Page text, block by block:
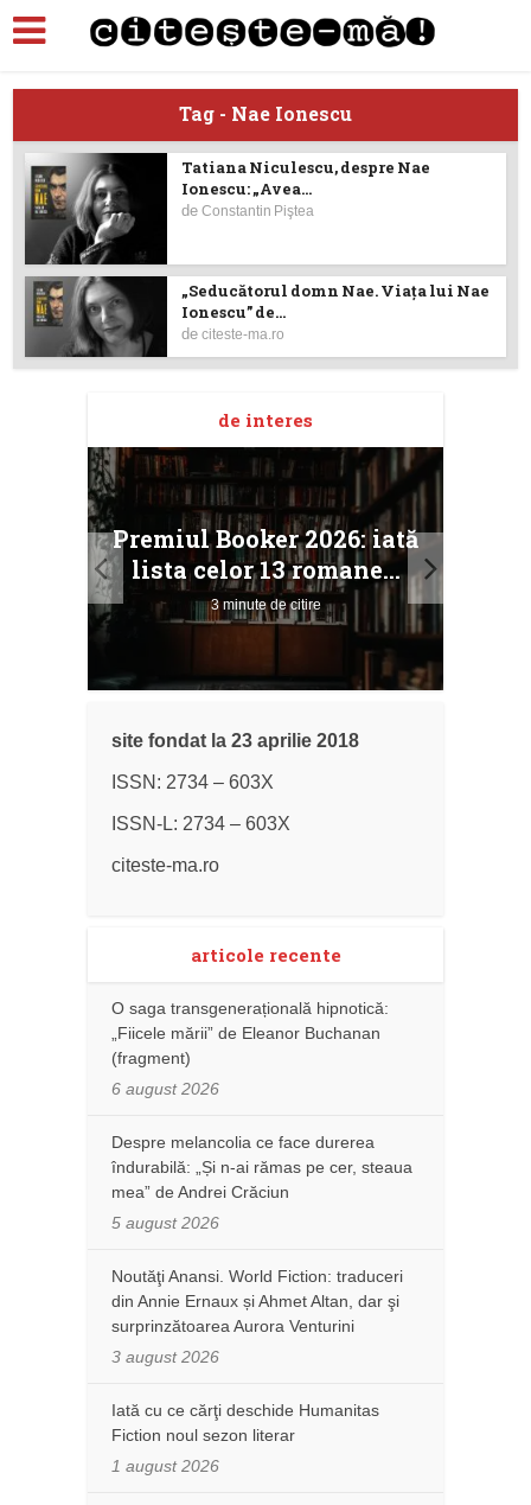
Tag - Nae Ionescu
Tatiana Niculescu, despre Nae
Ionescu: „Avea...
deConstantin Piştea
„Seducătorul domn Nae. Viața lui Nae
Ionescu” de...
deciteste-ma.ro
de interes
Premiul Booker 2026: iată
lista celor 13 romane...
3 minute de citire
site fondat la 23 aprilie 2018
ISSN: 2734 – 603X
ISSN-L: 2734 – 603X
citeste-ma.ro
articole recente
O saga transgenerațională hipnotică:
„Fiicele mării” de Eleanor Buchanan
(fragment)
6 august 2026
Despre melancolia ce face durerea
îndurabilă: „Și n-ai rămas pe cer, steaua
mea” de Andrei Crăciun
5 august 2026
Noutăţi Anansi. World Fiction: traduceri
din Annie Ernaux și Ahmet Altan, dar şi
surprinzătoarea Aurora Venturini
3 august 2026
Iată cu ce cărţi deschide Humanitas
Fiction noul sezon literar
1 august 2026